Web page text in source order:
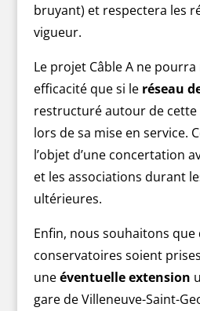
bruyant) et respectera les
vigueur.
Le projet Câble A ne
efficacité que si le réseau
restructuré autour de
lors de sa mise en service.
l’objet d’une concertation
et les associations durant
ultérieures.
Enfin, nous souhaitons que
conservatoires soient
uneéventuelle extension
gare de Villeneuve-Saint-